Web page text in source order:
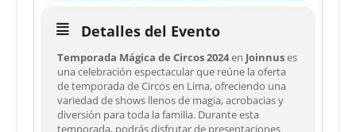
Detalles del Evento
Temporada Mágica de Circos 2024en Joinnuses
una celebración espectacular que reúne la oferta
de temporada de Circos en Lima, ofreciendo una
variedad de shows llenos de magia, acrobacias y
diversión para toda la familia. Durante esta
temporada, podrás disfrutar de presentaciones